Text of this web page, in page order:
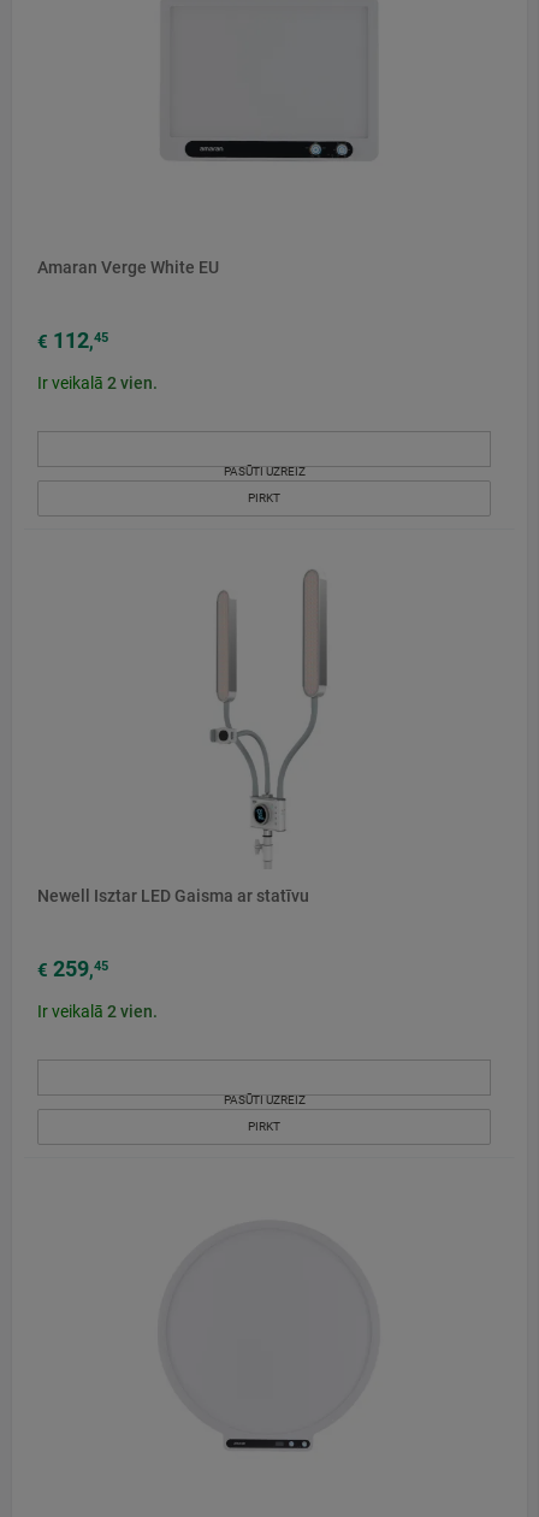
Amaran Verge White EU
€ 112,45
Ir veikalā 2vien.
PASŪTI UZREIZ
PIRKT
Newell Isztar LED Gaisma ar statīvu
€ 259,45
Ir veikalā 2vien.
PASŪTI UZREIZ
PIRKT